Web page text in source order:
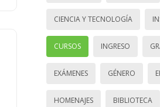
CIENCIA Y TECNOLOGÍA
CURSOS INGRESO
EXÁMENES GÉNERO
HOMENAJES BIBLIOTECA